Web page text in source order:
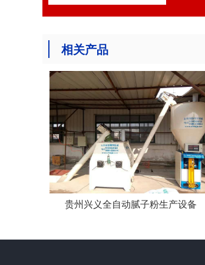
相关产品
贵州兴义全自动腻子粉生产设备